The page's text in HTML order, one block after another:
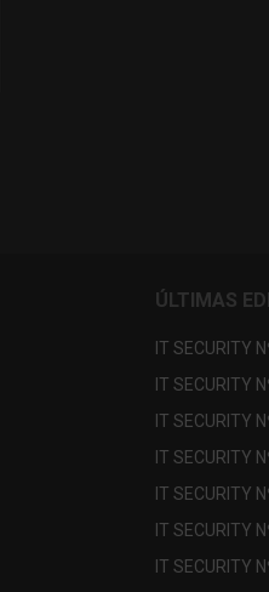
ÚLTIMAS
IT SECURITY
IT SECURITY
IT SECURITY
IT SECURITY
IT SECURITY
IT SECURITY
IT SECURITY